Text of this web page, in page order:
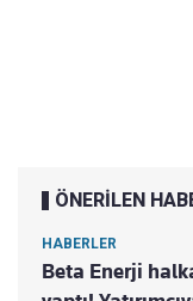
ÖNERİLEN
HABERLER
Beta Enerji